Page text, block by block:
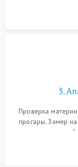
с помощью
3.
Проверка
прогары. Замер